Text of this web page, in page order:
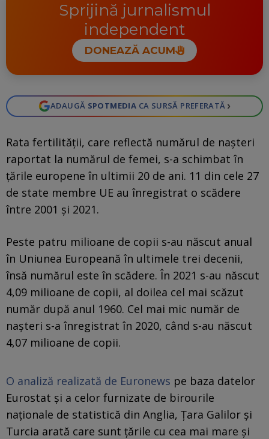
Sprijină jurnalismul
independent
DONEAZĂ ACUM
ADAUGĂ SPOTMEDIA CA SURSĂ PREFERATĂ ›
Rata fertilității, care reflectă numărul de nașteri
raportat la numărul de femei, s-a schimbat în
țările europene în ultimii 20 de ani. 11 din cele 27
de state membre UE au înregistrat o scădere
între 2001 și 2021.
Peste patru milioane de copii s-au născut anual
în Uniunea Europeană în ultimele trei decenii,
însă numărul este în scădere. În 2021 s-au născut
4,09 milioane de copii, al doilea cel mai scăzut
număr după anul 1960. Cel mai mic număr de
nașteri s-a înregistrat în 2020, când s-au născut
4,07 milioane de copii.
O analiză realizată de Euronews pe baza datelor
Eurostat și a celor furnizate de birourile
naționale de statistică din Anglia, Țara Galilor și
Turcia arată care sunt țările cu cea mai mare și